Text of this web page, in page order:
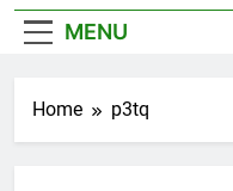
MENU
Home p3tq